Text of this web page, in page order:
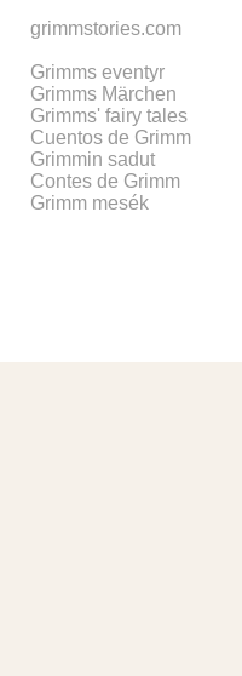
grimmstories.com
Grimms eventyr
Grimms Märchen
Grimms' fairy tales
Cuentos de Grimm
Grimmin sadut
Contes de Grimm
Grimm mesék